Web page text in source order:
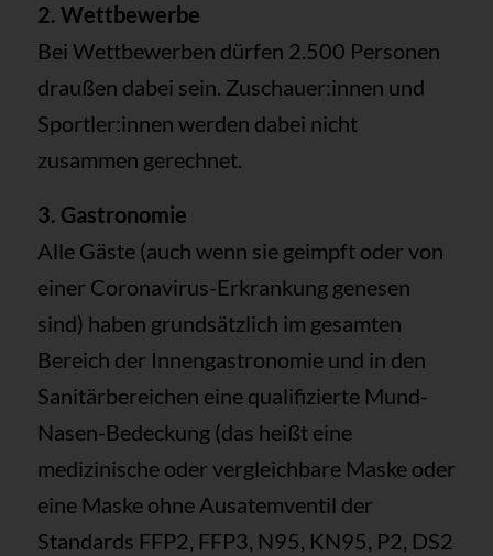
2. Wettbewerbe
Bei Wettbewerben dürfen 2.500 Personen
draußen dabei sein. Zuschauer:innen und
Sportler:innen werden dabei nicht
zusammen gerechnet.
3. Gastronomie
Alle Gäste (auch wenn sie geimpft oder von
einer Coronavirus-Erkrankung genesen
sind) haben grundsätzlich im gesamten
Bereich der Innengastronomie und in den
Sanitärbereichen eine qualifizierte Mund-
Nasen-Bedeckung (das heißt eine
medizinische oder vergleichbare Maske oder
eine Maske ohne Ausatemventil der
Standards FFP2, FFP3, N95, KN95, P2, DS2